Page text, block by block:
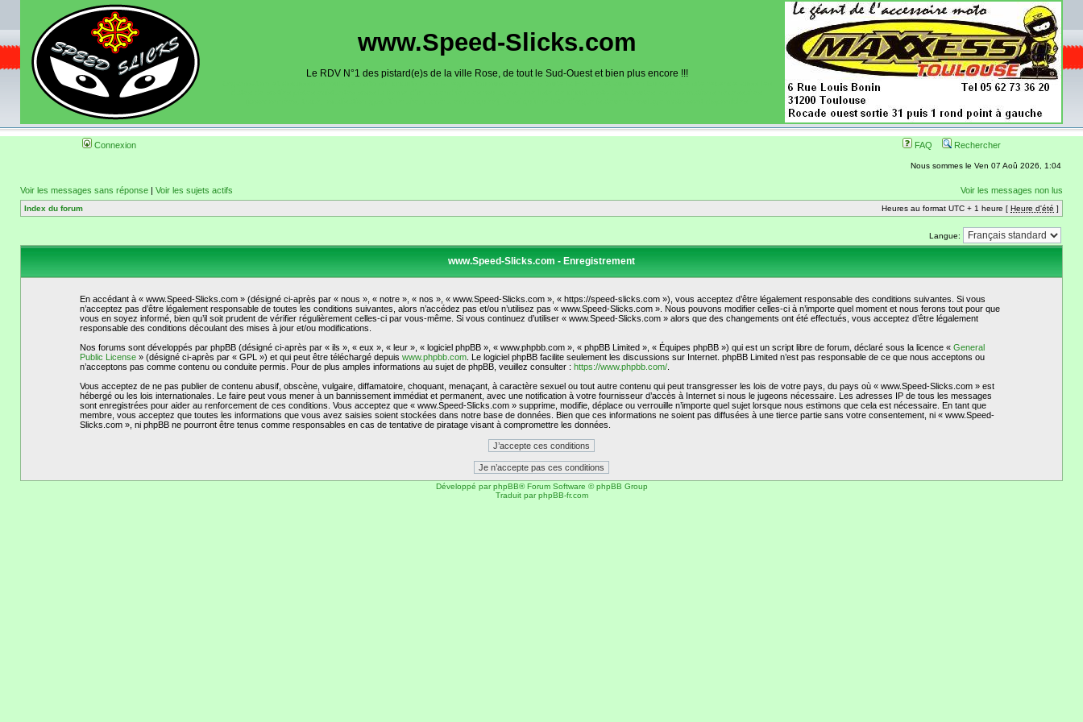
www.Speed-Slicks.com
Le RDV N°1 des pistard(e)s de la ville Rose, de tout le Sud-Ouest et bien plus encore !!!
Connexion FAQ Rechercher
Nous sommes le Ven 07 Aoû 2026, 1:04
Voir les messages sans réponse | Voir les sujets actifs Voir les messages non lus
Index du forum Heures au format UTC + 1 heure [ Heure d'été ]
Langue:
www.Speed-Slicks.com - Enregistrement
En accédant à « www.Speed-Slicks.com » (désigné ci-après par « nous », « notre », « nos », « www.Speed-Slicks.com », « https://speed-slicks.com »), vous acceptez d’être légalement responsable des conditions suivantes. Si vous
n’acceptez pas d’être légalement responsable de toutes les conditions suivantes, alors n’accédez pas et/ou n’utilisez pas « www.Speed-Slicks.com ». Nous pouvons modifier celles-ci à n’importe quel moment et nous ferons tout pour que
vous en soyez informé, bien qu’il soit prudent de vérifier régulièrement celles-ci par vous-même. Si vous continuez d’utiliser « www.Speed-Slicks.com » alors que des changements ont été effectués, vous acceptez d’être légalement
responsable des conditions découlant des mises à jour et/ou modifications.
Nos forums sont développés par phpBB (désigné ci-après par « ils », « eux », « leur », « logiciel phpBB », « www.phpbb.com », « phpBB Limited », « Équipes phpBB ») qui est un script libre de forum, déclaré sous la licence « General
Public License» (désigné ci-après par « GPL ») et qui peut être téléchargé depuis www.phpbb.com. Le logiciel phpBB facilite seulement les discussions sur Internet. phpBB Limited n’est pas responsable de ce que nous acceptons ou
n’acceptons pas comme contenu ou conduite permis. Pour de plus amples informations au sujet de phpBB, veuillez consulter : https://www.phpbb.com/.
Vous acceptez de ne pas publier de contenu abusif, obscène, vulgaire, diffamatoire, choquant, menaçant, à caractère sexuel ou tout autre contenu qui peut transgresser les lois de votre pays, du pays où « www.Speed-Slicks.com » est
hébergé ou les lois internationales. Le faire peut vous mener à un bannissement immédiat et permanent, avec une notification à votre fournisseur d’accès à Internet si nous le jugeons nécessaire. Les adresses IP de tous les messages
sont enregistrées pour aider au renforcement de ces conditions. Vous acceptez que « www.Speed-Slicks.com » supprime, modifie, déplace ou verrouille n’importe quel sujet lorsque nous estimons que cela est nécessaire. En tant que
membre, vous acceptez que toutes les informations que vous avez saisies soient stockées dans notre base de données. Bien que ces informations ne soient pas diffusées à une tierce partie sans votre consentement, ni « www.Speed-
Slicks.com », ni phpBB ne pourront être tenus comme responsables en cas de tentative de piratage visant à compromettre les données.
Développé parphpBB® Forum Software © phpBB Group
Traduit parphpBB-fr.com